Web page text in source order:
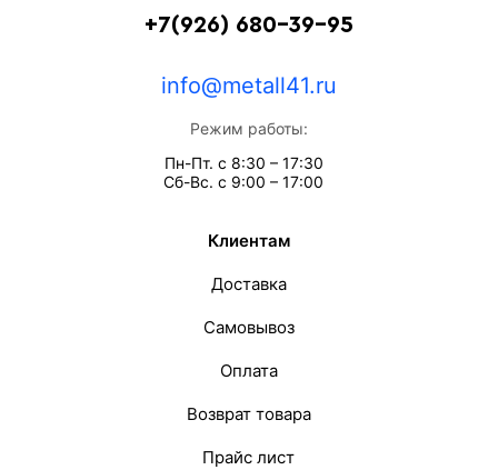
+7(926) 680-39-95
info@metall41.ru
Режим работы:
Пн-Пт. с 8:30 – 17:30
Сб-Вс. с 9:00 – 17:00
Клиентам
Доставка
Самовывоз
Оплата
Возврат товара
Прайс лист